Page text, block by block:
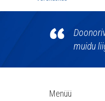
Põhja-
muidu
Külgpaani
Menüü